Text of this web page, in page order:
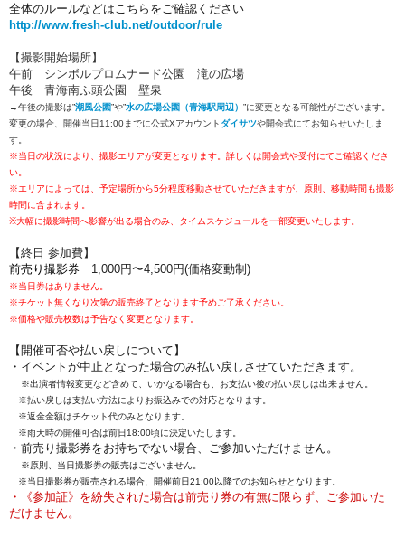
全体のルールなどはこちらをご確認ください
http://www.fresh-club.net/outdoor/rule
【撮影開始場所】
午前 シンボルプロムナード公園 滝の広場
午後 青海南ふ頭公園 壁泉
→午後の撮影は”潮風公園”や”水の広場公園（青海駅周辺） ”に変更となる可能性がございます。
変更の場合、開催当日11:00までに公式Xアカウント ダイサツや開会式にてお知らせいたしま
す。
※当日の状況により、撮影エリアが変更となります。詳しくは開会式や受付にてご確認くださ
い。
※エリアによっては、予定場所から5分程度移動させていただきますが、原則、移動時間も撮影
時間に含まれます。
※大幅に撮影時間へ影響が出る場合のみ、タイムスケジュールを一部変更いたします。
【終日 参加費】
前売り 撮影券 1,000円〜4,500円(価格変動制)
※当日券はありません。
※チケット無くなり次第の販売終了となります予めご了承ください。
※価格や販売枚数は予告なく変更となります。
【開催可否や払い戻しについて】
・イベントが中止となった場合のみ払い戻しさせていただきます。
※出演者情報変更など含めて、いかなる場合も、お支払い後の払い戻しは出来ません。
※払い戻しは支払い方法によりお振込みでの対応となります。
※返金金額はチケット代のみとなります。
※雨天時の開催可否は前日18:00頃に決定いたします。
・前売り撮影券をお持ちでない場合、ご参加いただけません。
※原則、当日撮影券の販売はございません。
※当日撮影券が販売される場合、開催前日21:00以降でのお知らせとなります。
・《参加証》を紛失された場合は前売り券の有無に限らず、ご参加いた
だけません。